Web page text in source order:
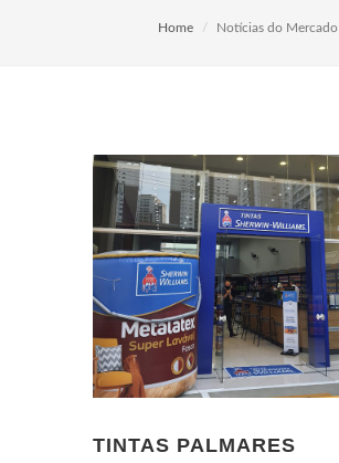
Home Notícias do Mercado
TINTAS PALMARES